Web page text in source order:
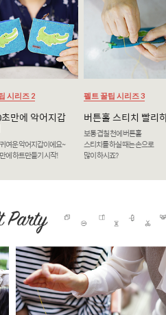
시리즈 2
만에 악어지갑
여운 악어지갑이에요~
에 하트만들기 시작!
펠트 꿀팁 시리즈 3
버튼홀 스티치 빨리
보통 겹칠 천에 버튼홀
스티치를 하실 때는 손으로
많이 하시죠?